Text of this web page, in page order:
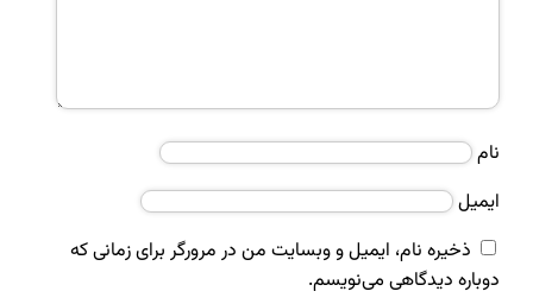
نام
ایمیل
ذخیره نام، ایمیل و وبسایت من در مرورگر برای زمانی که
دوباره دیدگاهی می‌نویسم.